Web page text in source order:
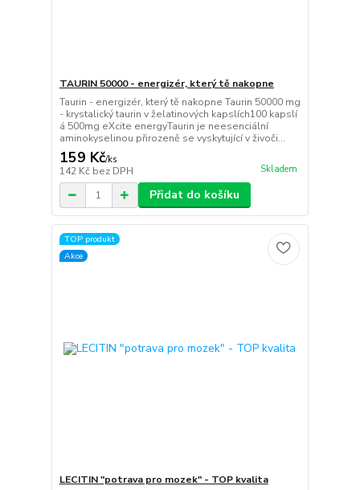
TAURIN 50000 - energizér, který tě nakopne
Taurin - energizér, který tě nakopne Taurin 50000 mg
- krystalický taurin v želatinových kapslích100 kapslí
á 500mg eXcite energyTaurin je neesenciální
aminokyselinou přirozeně se vyskytující v živoči...
159 Kč/ks
142 Kč bez DPH Skladem
Přidat do košíku
TOP produkt
Akce
LECITIN "potrava pro mozek" - TOP kvalita